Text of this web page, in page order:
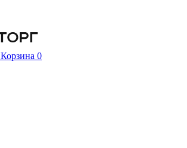
Корзина 0